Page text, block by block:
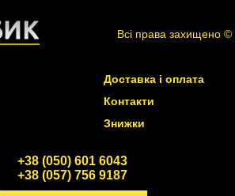
Всі права захищено ©
Доставка і оплата
Контакти
Знижки
+38 (050) 601 6043
+38 (057) 756 9187